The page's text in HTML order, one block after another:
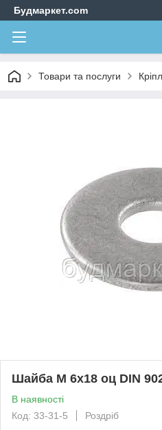
Будмаркет.com
Товари та послуги
Шайба М 6х18 оц DIN
В наявності
Код: 33-31-5
Роздріб